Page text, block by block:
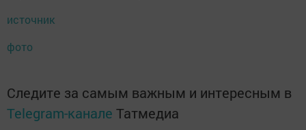
источник
фото
Следите за самым важным и интересным в
Telegram-канале Татмедиа